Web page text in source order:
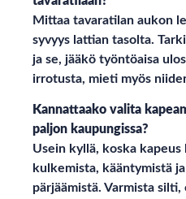
Mittaa tavaratilan aukon
syvyys lattian tasolta.
ja se, jääkö työntöaisa
irrotusta, mieti myös
Kannattaako valita
paljon kaupungissa?
Usein kyllä, koska
kulkemista, kääntymistä
pärjäämistä. Varmista